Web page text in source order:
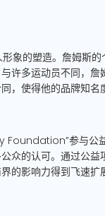
象的塑造。詹姆斯
许多运动员不同，
，使得他的品牌知
参与公
众的认可。通过公
的影响力得到飞速扩